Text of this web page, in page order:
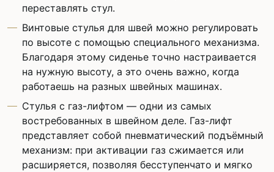
переставлять стул.
Винтовые стулья для швей можно регулировать
по высоте с помощью специального механизма.
Благодаря этому сиденье точно настраивается
на нужную высоту, а это очень важно, когда
работаешь на разных швейных машинах.
Стулья с газ-лифтом — одни из самых
востребованных в швейном деле. Газ-лифт
представляет собой пневматический подъёмный
механизм: при активации газ сжимается или
расширяется, позволяя бесступенчато и мягко